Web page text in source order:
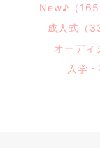
New♪（165
成人式（
オーディ
入学